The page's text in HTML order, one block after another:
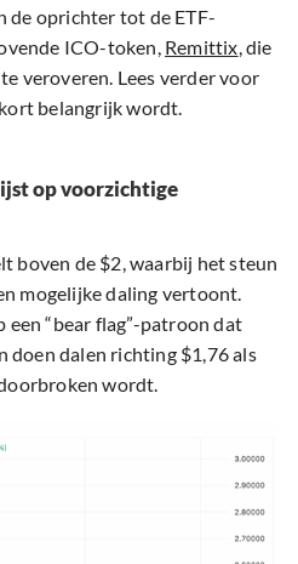
de oprichter tot de ETF-
ICO-token, Remittix, die
veroveren. Lees verder voor
belangrijk wordt.
op voorzichtige
boven de $2, waarbij het steun
mogelijke daling vertoont.
een “bear flag”-patroon dat
doen dalen richting $1,76 als
wordt.